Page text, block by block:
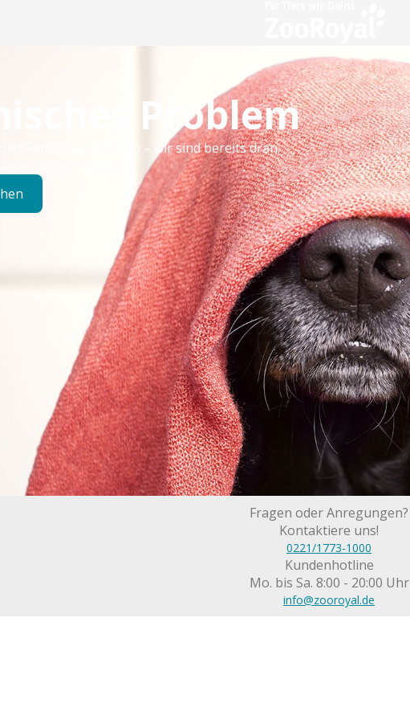
Problem
Fehler aufgetreten – wir sind bereits dran.
es später erneut.
Fragen oder Anregungen?
Kontaktiere uns!
0221/1773-1000
Kundenhotline
Mo. bis Sa. 8:00 - 20:00 Uhr
info@zooroyal.de